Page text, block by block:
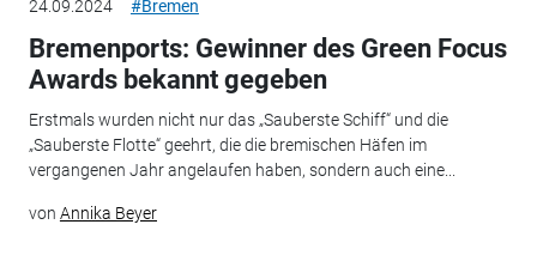
24.09.2024 #Bremen
Bremenports: Gewinner des Green Focus
Awards bekannt gegeben
Erstmals wurden nicht nur das „Sauberste Schiff“ und die
„Sauberste Flotte“ geehrt, die die bremischen Häfen im
vergangenen Jahr angelaufen haben, sondern auch eine...
von Annika Beyer